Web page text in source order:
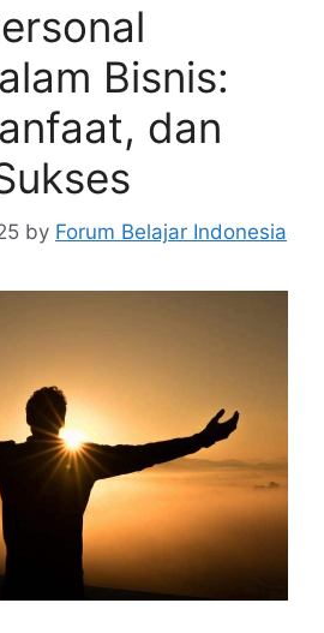
Bisnis:
dan
by Forum Belajar Indonesia